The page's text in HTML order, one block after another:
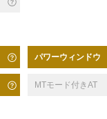
パワーウィンドウ
MTモード付きAT